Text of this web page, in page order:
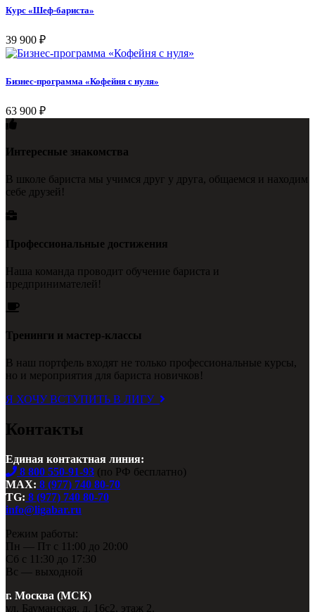
Курс «Шеф-бариста»
39 900 ₽
Бизнес-программа «Кофейня с нуля»
63 900 ₽
Интересные знакомства
В школе бариста мы учимся друг у друга, общаемся и находим
себе друзей!
Профессиональные достижения
Наша команда проводит обучение бариста и
предпринимателей!
Тренинги и мастер-классы
В наш портфель входят не только профессиональные курсы,
но и мероприятия для бариста новичков!
Я ХОЧУ ВСТУПИТЬ В ЛИГУ
Контакты
Единая контактная линия:
8 800 550-91-93 (по РФ бесплатно)
MAX: 8 (977) 740 80-70
TG: 8 (977) 740 80-70
info@ligabar.ru
Режим работы:
Пн — Пт с 11:00 до 20:00
Сб с 11:30 до 17:30
Вс — выходной
г. Москва (МСК)
ул. Бауманская, д. 16с2, этаж 2.